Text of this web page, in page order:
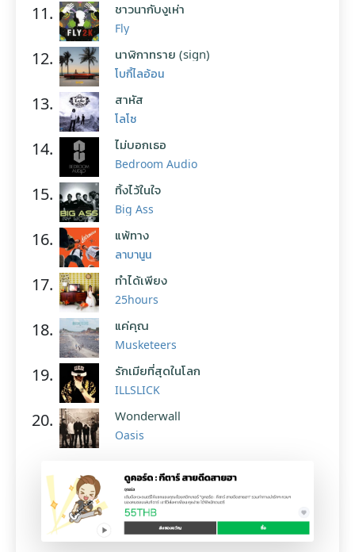
11. ชาวนากับงูเห่า
Fly
12. นาฬิกาทราย (sign)
โบกี้ไลอ้อน
13. สาหัส
โลโซ
14. ไม่บอกเธอ
Bedroom Audio
15. ทิ้งไว้ในใจ
Big Ass
16. แพ้ทาง
ลาบานูน
17. ทำได้เพียง
25hours
18. แค่คุณ
Musketeers
19. รักเมียที่สุดในโลก
ILLSLICK
20. Wonderwall
Oasis